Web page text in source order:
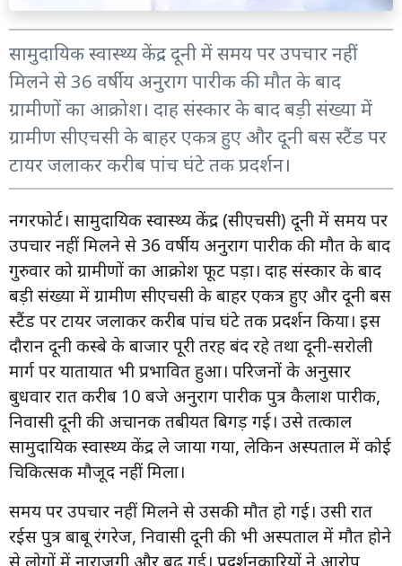
सामुदायिक स्वास्थ्य केंद्र दूनी में समय पर उपचार नहीं
मिलने से 36 वर्षीय अनुराग पारीक की मौत के बाद
ग्रामीणों का आक्रोश। दाह संस्कार के बाद बड़ी संख्या में
ग्रामीण सीएचसी के बाहर एकत्र हुए और दूनी बस स्टैंड पर
टायर जलाकर करीब पांच घंटे तक प्रदर्शन।
नगरफोर्ट। सामुदायिक स्वास्थ्य केंद्र (सीएचसी) दूनी में समय पर
उपचार नहीं मिलने से 36 वर्षीय अनुराग पारीक की मौत के बाद
गुरुवार को ग्रामीणों का आक्रोश फूट पड़ा। दाह संस्कार के बाद
बड़ी संख्या में ग्रामीण सीएचसी के बाहर एकत्र हुए और दूनी बस
स्टैंड पर टायर जलाकर करीब पांच घंटे तक प्रदर्शन किया। इस
दौरान दूनी कस्बे के बाजार पूरी तरह बंद रहे तथा दूनी-सरोली
मार्ग पर यातायात भी प्रभावित हुआ। परिजनों के अनुसार
बुधवार रात करीब 10 बजे अनुराग पारीक पुत्र कैलाश पारीक,
निवासी दूनी की अचानक तबीयत बिगड़ गई। उसे तत्काल
सामुदायिक स्वास्थ्य केंद्र ले जाया गया, लेकिन अस्पताल में कोई
चिकित्सक मौजूद नहीं मिला।
समय पर उपचार नहीं मिलने से उसकी मौत हो गई। उसी रात
रईस पुत्र बाबू रंगरेज, निवासी दूनी की भी अस्पताल में मौत होने
से लोगों में नाराजगी और बढ़ गई। प्रदर्शनकारियों ने आरोप